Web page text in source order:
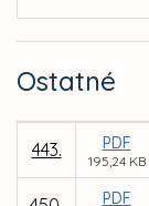
Ostatné
443. PDF
195,24 KB
PDF